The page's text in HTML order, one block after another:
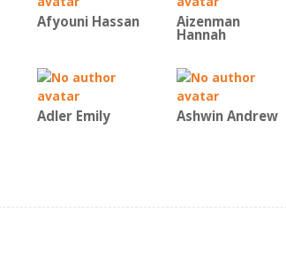
Afyouni Hassan Aizenman
Hannah
Adler Emily Ashwin Andrew